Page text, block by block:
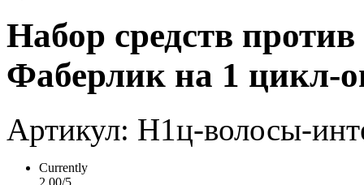
Набор средств
Фаберлик на 1 цикл-
Артикул: Н1ц-волосы-
Currently